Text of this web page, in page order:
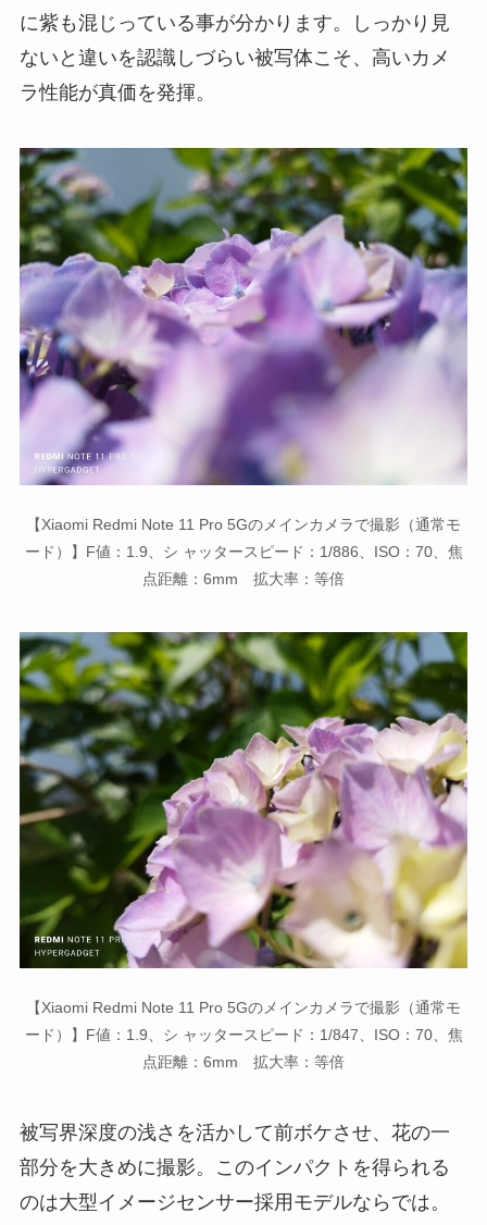
に紫も混じっている事が分かります。しっかり見
ないと違いを認識しづらい被写体こそ、高いカメ
ラ性能が真価を発揮。
【Xiaomi Redmi Note 11 Pro 5Gのメインカメラで撮影（通常モ
ード）】F値：1.9、シ ャッタースピード：1/886、ISO：70、焦
点距離：6mm 拡大率：等倍
【Xiaomi Redmi Note 11 Pro 5Gのメインカメラで撮影（通常モ
ード）】F値：1.9、シ ャッタースピード：1/847、ISO：70、焦
点距離：6mm 拡大率：等倍
被写界深度の浅さを活かして前ボケさせ、花の一
部分を大きめに撮影。このインパクトを得られる
のは大型イメージセンサー採用モデルならでは。